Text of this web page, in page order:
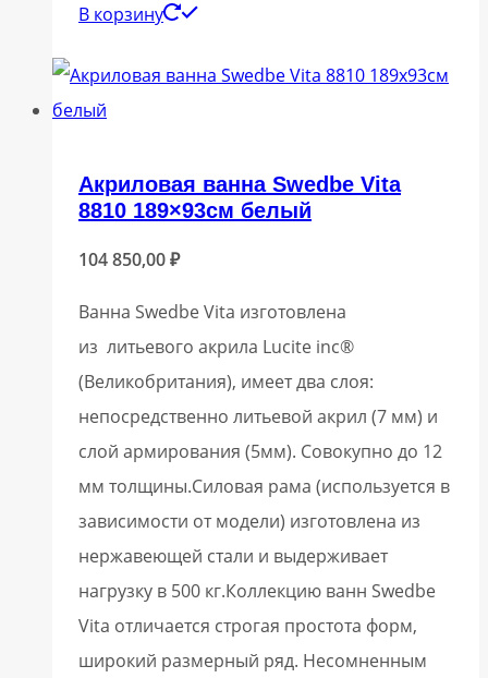
В корзину
Акриловая ванна Swedbe Vita
8810 189×93см белый
104 850,00₽
Ванна Swedbe Vita изготовлена
из литьевого акрила Lucite inc®
(Великобритания), имеет два слоя:
непосредственно литьевой акрил (7 мм) и
слой армирования (5мм). Совокупно до 12
мм толщины.Силовая рама (используется в
зависимости от модели) изготовлена из
нержавеющей стали и выдерживает
нагрузку в 500 кг.Коллекцию ванн Swedbe
Vita отличается строгая простота форм,
широкий размерный ряд. Несомненным